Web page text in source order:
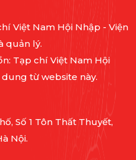
Việt Nam Hội Nhập - Viện
quản lý.
Tạp chí Việt Nam Hội
từ website này.
Số 1 Tôn Thất Thuyết,
Nội.